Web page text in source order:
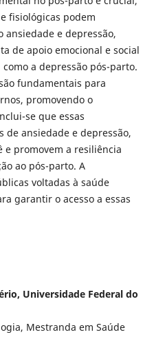
fisiológicas podem
ansiedade e depressão,
de apoio emocional e social
a depressão pós-parto.
fundamentais para
promovendo o
se que essas
de ansiedade e depressão,
e promovem a resiliência
ao pós-parto. A
voltadas à saúde
garantir o acesso a essas
Universidade Federal do
Mestranda em Saúde